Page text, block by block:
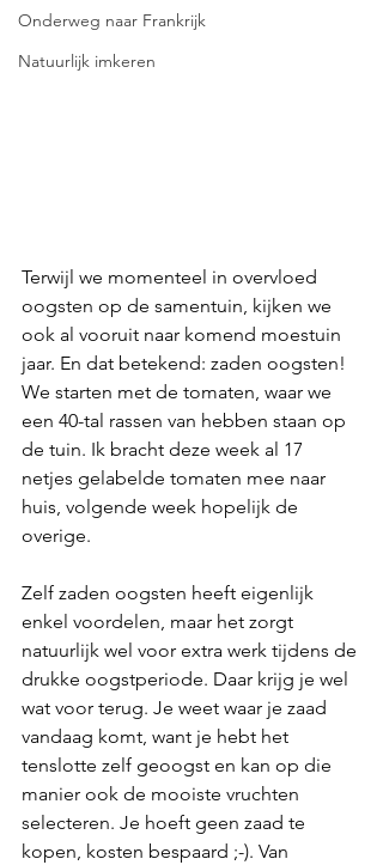
Onderweg naar Frankrijk
Natuurlijk imkeren
Terwijl we momenteel in overvloed
oogsten op de samentuin, kijken we
ook al vooruit naar komend moestuin
jaar. En dat betekend: zaden oogsten!
We starten met de tomaten, waar we
een 40-tal rassen van hebben staan op
de tuin. Ik bracht deze week al 17
netjes gelabelde tomaten mee naar
huis, volgende week hopelijk de
overige.
Zelf zaden oogsten heeft eigenlijk
enkel voordelen, maar het zorgt
natuurlijk wel voor extra werk tijdens de
drukke oogstperiode. Daar krijg je wel
wat voor terug. Je weet waar je zaad
vandaag komt, want je hebt het
tenslotte zelf geoogst en kan op die
manier ook de mooiste vruchten
selecteren. Je hoeft geen zaad te
kopen, kosten bespaard ;-). Van